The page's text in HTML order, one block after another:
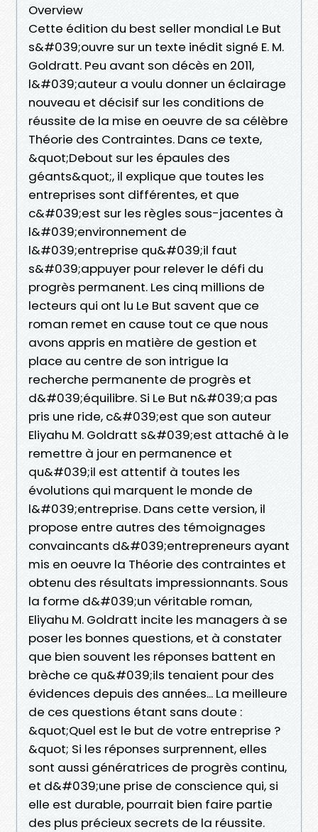
Overview
Cette édition du best seller mondial Le But
s&#039;ouvre sur un texte inédit signé E. M.
Goldratt. Peu avant son décès en 2011,
l&#039;auteur a voulu donner un éclairage
nouveau et décisif sur les conditions de
réussite de la mise en oeuvre de sa célèbre
Théorie des Contraintes. Dans ce texte,
&quot;Debout sur les épaules des
géants&quot;, il explique que toutes les
entreprises sont différentes, et que
c&#039;est sur les règles sous-jacentes à
l&#039;environnement de
l&#039;entreprise qu&#039;il faut
s&#039;appuyer pour relever le défi du
progrès permanent. Les cinq millions de
lecteurs qui ont lu Le But savent que ce
roman remet en cause tout ce que nous
avons appris en matière de gestion et
place au centre de son intrigue la
recherche permanente de progrès et
d&#039;équilibre. Si Le But n&#039;a pas
pris une ride, c&#039;est que son auteur
Eliyahu M. Goldratt s&#039;est attaché à le
remettre à jour en permanence et
qu&#039;il est attentif à toutes les
évolutions qui marquent le monde de
l&#039;entreprise. Dans cette version, il
propose entre autres des témoignages
convaincants d&#039;entrepreneurs ayant
mis en oeuvre la Théorie des contraintes et
obtenu des résultats impressionnants. Sous
la forme d&#039;un véritable roman,
Eliyahu M. Goldratt incite les managers à se
poser les bonnes questions, et à constater
que bien souvent les réponses battent en
brèche ce qu&#039;ils tenaient pour des
évidences depuis des années... La meilleure
de ces questions étant sans doute :
&quot;Quel est le but de votre entreprise ?
&quot; Si les réponses surprennent, elles
sont aussi génératrices de progrès continu,
et d&#039;une prise de conscience qui, si
elle est durable, pourrait bien faire partie
des plus précieux secrets de la réussite.